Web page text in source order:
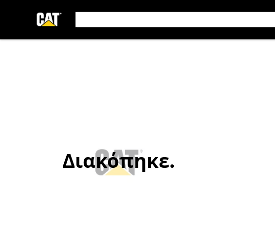
Διακόπηκε.